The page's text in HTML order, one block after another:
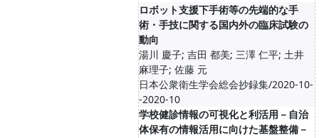
ロボット支援下手術等の先端的な手
術・手技に関する国内外の臨床試験の
動向
湯川 慶子; 吉田 都美; 三澤 仁平; 土井
麻理子; 佐藤 元
日本公衆衛生学会総会抄録集/2020-10-
-2020-10
学校健診情報の可視化と利活用－自治
体保有の情報活用に向けた基盤整備－